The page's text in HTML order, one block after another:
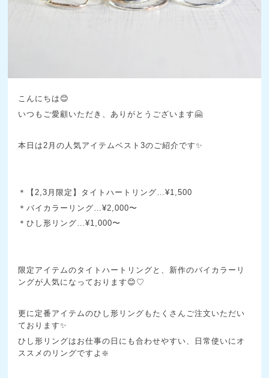
こんにちは😊
いつもご愛顧いただき、ありがとうございます🤗
本日は2月の人気アイテムベスト3のご紹介です✨
＊【2,3月限定】タイトハートリング…¥1,500
＊バイカラーリング…¥2,000〜
＊ひし形リング…¥1,000〜
限定アイテムのタイトハートリングと、新作のバイカラーリ
ングが人気になっております😊♡
更に定番アイテムのひし形リングもたくさんご注文いただい
ております✨
ひし形リングはお仕事の日にも合わせやすい、日常使いにオ
ススメのリングですよ❇️